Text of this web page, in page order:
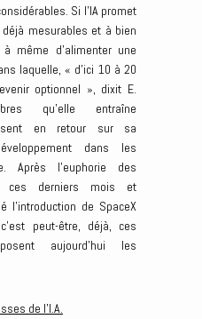
Si l’IA promet
mesurables et à bien
même d’alimenter une
laquelle, « d’ici 10 à 20
optionnel », dixit E.
qu’elle entraîne
en retour sur sa
dans les
Après l’euphorie des
ces derniers mois et
l’introduction de SpaceX
peut-être, déjà, ces
aujourd’hui les
de l’I.A.